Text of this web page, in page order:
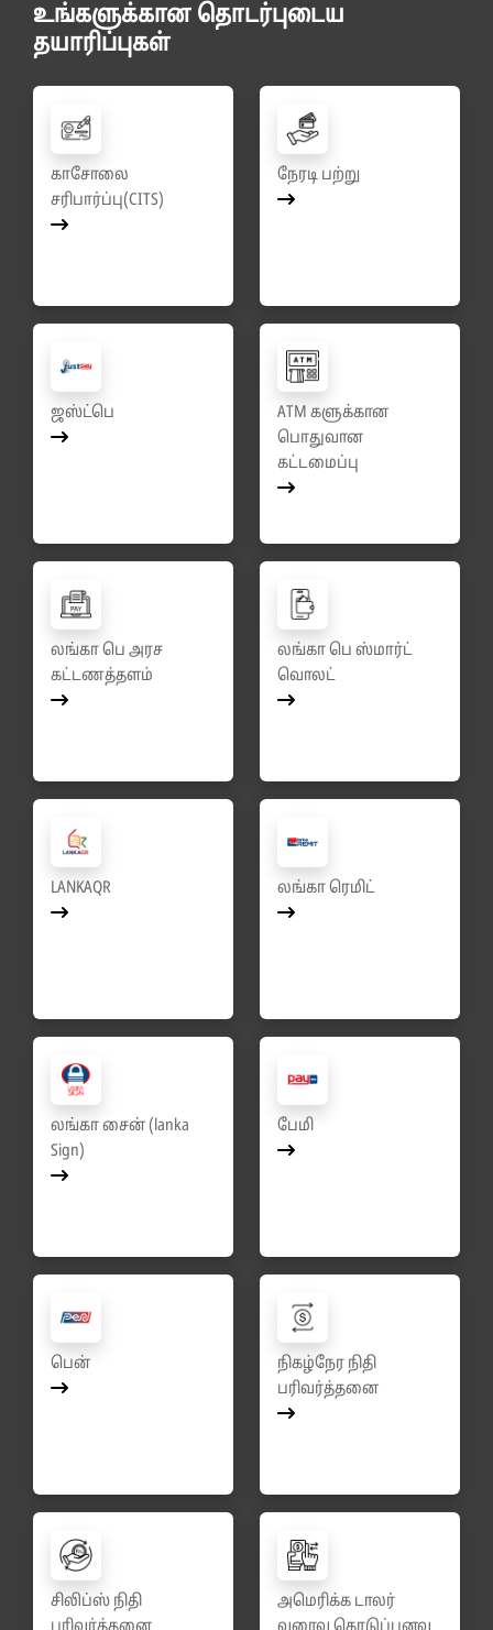
உங்களுக்கான தொடர்புடைய
தயாரிப்புகள்
காசோலை
சரிபார்ப்பு(CITS)
நேரடி பற்று
ஜஸ்ட்பெ
ATM களுக்கான
பொதுவான
கட்டமைப்பு
லங்கா பெ அரச
கட்டணத்தளம்
லங்கா பெ ஸ்மார்ட்
வொலட்
LANKAQR லங்கா ரெமிட்
லங்கா சைன் (lanka
Sign)
பேமி
பென்
நிகழ்நேர நிதி
பரிவர்த்தனை
சிலிப்ஸ் நிதி
அமெரிக்க டாலர்